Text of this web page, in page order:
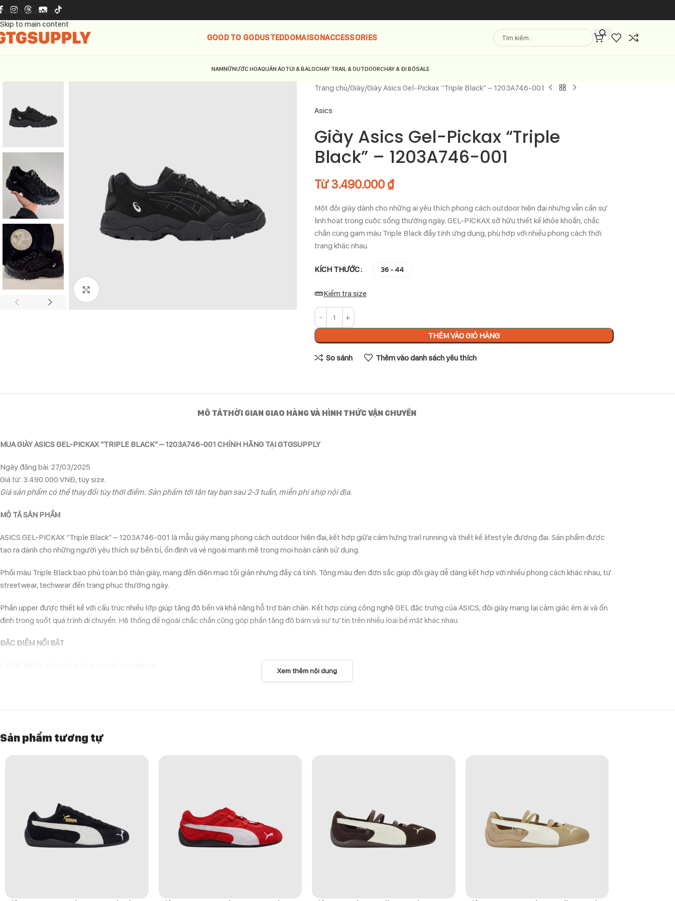
Skip to navigation
Skip to main content
GOOD TO GODUSTEDDOMAISONACCESSORIES
NAMNỮNƯỚC HOAQUẦN ÁOTÚI & BALOCHẠY TRAIL & OUTDOORCHẠY & ĐI BỘSALE
Trang chủ Giày Giày Asics Gel-Pickax “Triple Black” – 1203A746-001
Asics
Giày Asics Gel-Pickax “Triple
Black” – 1203A746-001
Từ3.490.000 ₫
Một đôi giày dành cho những ai yêu thích phong cách outdoor hiện đại nhưng vẫn cần sự
linh hoạt trong cuộc sống thường ngày. GEL-PICKAX sở hữu thiết kế khỏe khoắn, chắc
chắn cùng gam màu Triple Black đầy tính ứng dụng, phù hợp với nhiều phong cách thời
trang khác nhau.
KÍCH THƯỚC 36 - 44
Kiểm tra size
THÊM VÀO GIỎ HÀNG
So sánh Thêm vào danh sách yêu thích
MÔ TẢTHỜI GIAN GIAO HÀNG VÀ HÌNH THỨC VẬN CHUYỂN
MUA GIÀY ASICS GEL-PICKAX “TRIPLE BLACK” – 1203A746-001 CHÍNH HÃNG TẠI GTGSUPPLY
Ngày đăng bài: 27/03/2025
Giá từ: 3.490.000 VNĐ, tùy size.
Giá sản phẩm có thể thay đổi tùy thời điểm. Sản phẩm tới tận tay bạn sau 2-3 tuần, miễn phí ship nội địa.
MÔ TẢ SẢN PHẨM
ASICS GEL-PICKAX “Triple Black” – 1203A746-001 là mẫu giày mang phong cách outdoor hiện đại, kết hợp giữa cảm hứng trail running và thiết kế lifestyle đương đại. Sản phẩm được
tạo ra dành cho những người yêu thích sự bền bỉ, ổn định và vẻ ngoài mạnh mẽ trong mọi hoàn cảnh sử dụng.
Phối màu Triple Black bao phủ toàn bộ thân giày, mang đến diện mạo tối giản nhưng đầy cá tính. Tông màu đen đơn sắc giúp đôi giày dễ dàng kết hợp với nhiều phong cách khác nhau, từ
streetwear, techwear đến trang phục thường ngày.
Phần upper được thiết kế với cấu trúc nhiều lớp giúp tăng độ bền và khả năng hỗ trợ bàn chân. Kết hợp cùng công nghệ GEL đặc trưng của ASICS, đôi giày mang lại cảm giác êm ái và ổn
định trong suốt quá trình di chuyển. Hệ thống đế ngoài chắc chắn cũng góp phần tăng độ bám và sự tự tin trên nhiều loại bề mặt khác nhau.
ĐẶC ĐIỂM NỔI BẬT
Sự kết hợp giữa độ êm, khả năng hỗ trợ và vẻ ngoài mạnh mẽ giúp sản phẩm trở thành lựa chọn lý tưởng cho những người thường xuyên di chuyển hoặc yêu thích các thiết kế mang cảm
hứng khám phá và phiêu lưu.
HƯỚNG DẪN BẢO QUẢN GIÀY
• Sử dụng bàn chải mềm để vệ sinh phần upper và đế ngoài
Xem thêm nội dung
Sản phẩm tương tự